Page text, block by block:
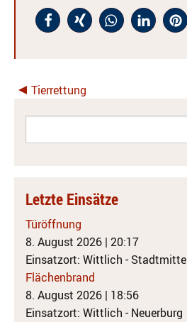
Tierrettung
Letzte Einsätze
Türöffnung
8. August 2026 | 20:17
Einsatzort: Wittlich - Stadtmitte
Flächenbrand
8. August 2026 | 18:56
Einsatzort: Wittlich - Neuerburg